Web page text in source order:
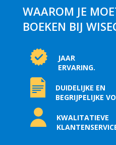
WAAROM JE
BOEKEN BIJ
JAAR
ERVARING.
DUIDELIJKE EN
BEGRIJPELIJKE
KWALITATIEVE